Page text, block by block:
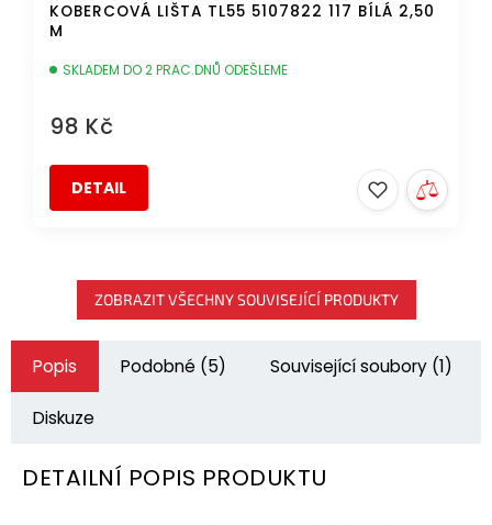
KOBERCOVÁ LIŠTA TL55 5107822 117 BÍLÁ 2,50
M
SKLADEM DO 2 PRAC.DNŮ ODEŠLEME
98 Kč
DETAIL
ZOBRAZIT VŠECHNY SOUVISEJÍCÍ PRODUKTY
Popis Podobné (5) Související soubory (1)
Diskuze
DETAILNÍ POPIS PRODUKTU